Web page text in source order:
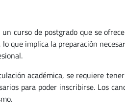
curso de postgrado que se
que implica la preparación
académica, se requiere
para poder inscribirse. Los